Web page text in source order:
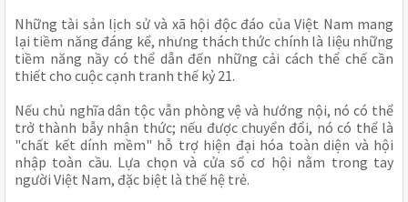
Những tài sản lịch sử và xã hội độc đáo của Việt Nam mang
lại tiềm năng đáng kể, nhưng thách thức chính là liệu những
tiềm năng nầy có thể dẫn đến những cải cách thể chế cần
thiết cho cuộc cạnh tranh thế kỷ 21.
Nếu chủ nghĩa dân tộc vẫn phòng vệ và hướng nội, nó có thể
trở thành bẫy nhận thức; nếu được chuyển đổi, nó có thể là
"chất kết dính mềm" hỗ trợ hiện đại hóa toàn diện và hội
nhập toàn cầu. Lựa chọn và cửa sổ cơ hội nằm trong tay
người Việt Nam, đặc biệt là thế hệ trẻ.